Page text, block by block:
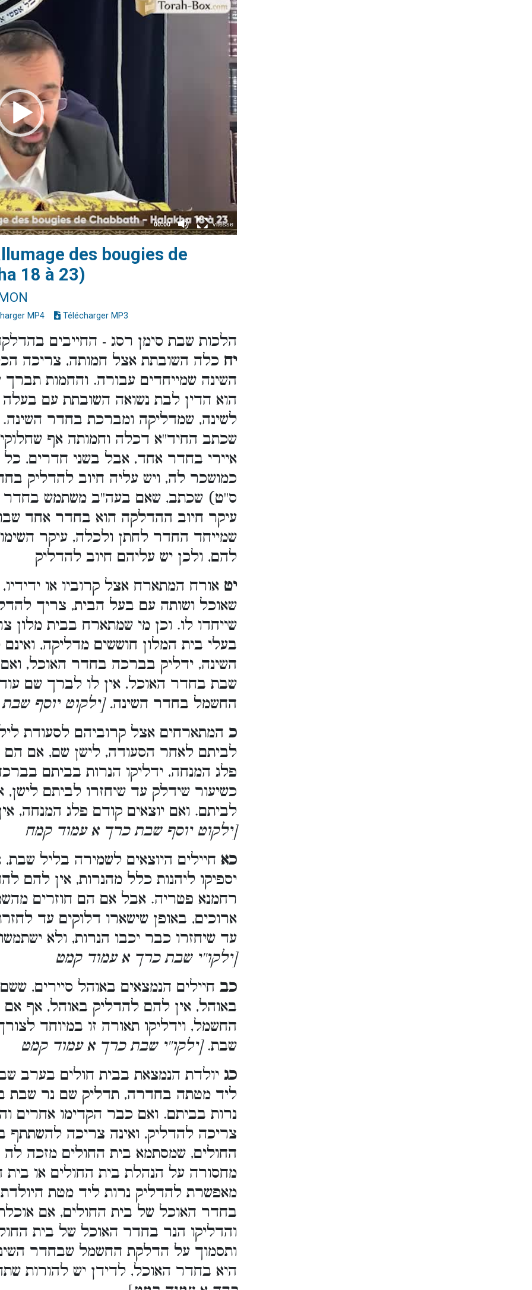
des bougies de
18 à 23)
MP4 Télécharger MP3
הלכות שבת סימן רסג - החייבים
יח כלה השובתת אצל חמותה, צריכה
השינה שמייחדים עבורה. והחמות
הוא הדין לבת נשואה השובתת עם
לשינה, שמדליקה ומברכת בחדר
שכתב החיד''א דכלה וחמותה אף
איירי בחדר אחד, אבל בשני חדרים,
כמושכר לה, ויש עליה חיוב להדליק
ס''ט) שכתב, שאם בעה''ב משתמש בחדר
עיקר חיוב ההדלקה הוא בחדר אחד
שמייחד החדר לחתן ולכלה, עיקר
להם, ולכן יש עליהם חיוב להדליק
יט אורח המתארח אצל קרוביו או
שאוכל ושותה עם בעל הבית, צריך
שייחדו לו. וכן מי שמתארח בבית
בעלי בית המלון חוששים מדליקה,
השינה, ידליק בברכה בחדר האוכל,
שבת בחדר האוכל, אין לו לברך שם
החשמל בחדר השינה. [ילקוט יוסף
כ המתארחים אצל קרוביהם לסעודת ליל
לביתם לאחר הסעודה, לישן שם, אם הם
פלג המנחה, ידליקו הנרות בביתם
כשיעור שידלק עד שיחזרו לביתם לישן,
לביתם. ואם יוצאים קודם פלג המנחה,
[ילקוט יוסף שבת כרך א עמוד קמח
כא חיילים היוצאים לשמירה בליל
יספיקו ליהנות כלל מהנרות, אין להם
רחמנא פטריה. אבל אם הם חוזרים
ארוכים, באופן שישארו דלוקים עד
עד שיחזרו כבר יכבו הנרות, ולא
[ילקו''י שבת כרך א עמוד קמט
כב חיילים הנמצאים באוהל סיירים,
באוהל, אין להם להדליק באוהל, אף
החשמל, וידליקו תאורה זו במיוחד
שבת.[ילקו''י שבת כרך א עמוד קמט
כג יולדת הנמצאת בבית חולים בערב
ליד מטתה בחדרה, תדליק שם נר שבת
נרות בביתם. ואם כבר הקדימו אחרים
צריכה להדליק, ואינה צריכה
החולים, שמסתמא בית החולים מזכה
מחסורה על הנהלת בית החולים או
מאפשרת להדליק נרות ליד מטת
בחדר האוכל של בית החולים, אם
והדליקו הנר בחדר האוכל של בית
ותסמוך על הדלקת החשמל שבחדר
היא בחדר האוכל, לדידן יש להורות